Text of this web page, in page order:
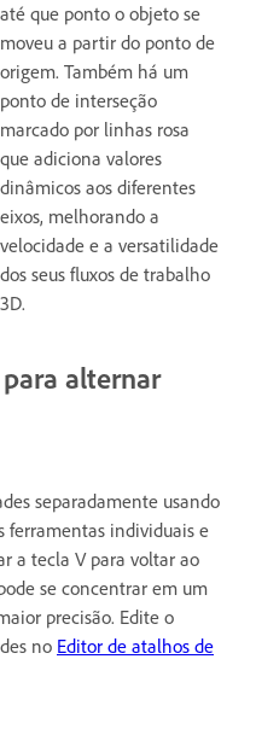
até que ponto o objeto se
moveu a partir do ponto de
origem. Também há um
ponto de interseção
marcado por linhas rosa
que adiciona valores
dinâmicos aos diferentes
eixos, melhorando a
velocidade e a versatilidade
dos seus fluxos de trabalho
3D.
alternar
separadamente usando
ferramentas individuais e
a tecla V para voltar ao
se concentrar em um
precisão. Edite o
no Editor de atalhos de